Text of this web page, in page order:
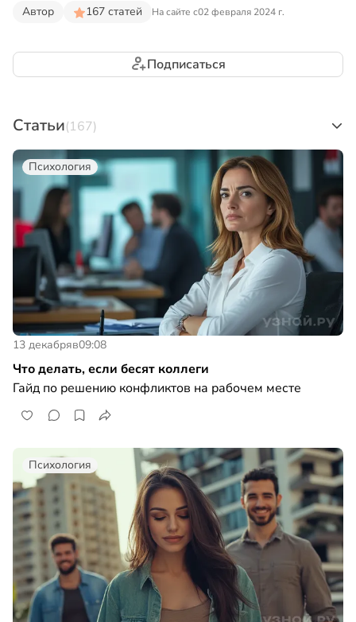
Автор 167 статей На сайте с02 февраля 2024 г.
Подписаться
Статьи(167)
Психология
13 декабряв09:08
Что делать, если бесят коллеги
Гайд по решению конфликтов на рабочем месте
Психология